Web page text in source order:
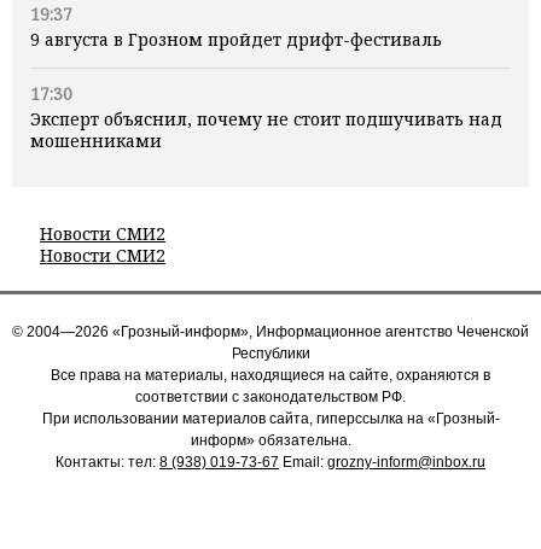
19:37
9 августа в Грозном пройдет дрифт-фестиваль
17:30
Эксперт объяснил, почему не стоит подшучивать над
мошенниками
Новости СМИ2
Новости СМИ2
© 2004—2026 «Грозный-информ», Информационное агентство Чеченской
Республики
Все права на материалы, находящиеся на сайте, охраняются в
соответствии с законодательством РФ.
При использовании материалов сайта, гиперссылка на «Грозный-
информ» обязательна.
Контакты: тел: 8 (938) 019-73-67 Email: grozny-inform@inbox.ru